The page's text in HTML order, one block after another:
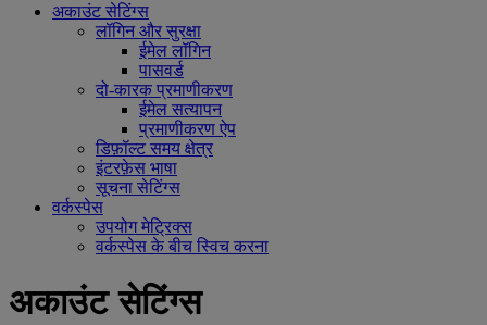
अकाउंट सेटिंग्स
लॉगिन और सुरक्षा
ईमेल लॉगिन
पासवर्ड
दो-कारक प्रमाणीकरण
ईमेल सत्यापन
प्रमाणीकरण ऐप
डिफ़ॉल्ट समय क्षेत्र
इंटरफ़ेस भाषा
सूचना सेटिंग्स
वर्कस्पेस
उपयोग मेट्रिक्स
वर्कस्पेस के बीच स्विच करना
अकाउंट सेटिंग्स